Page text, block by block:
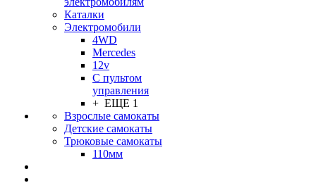
Каталки
Электромобили
4WD
Mercedes
12v
С пультом
управления
+ ЕЩЕ 1
Взрослые самокаты
Детские самокаты
Трюковые самокаты
110мм